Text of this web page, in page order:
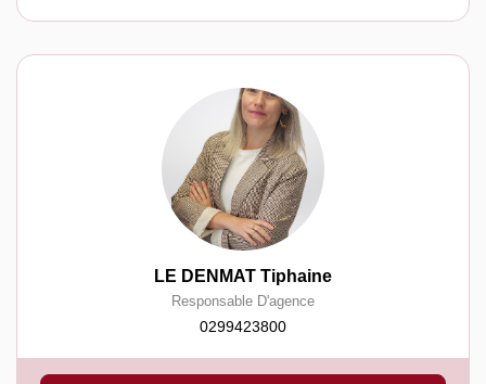
LE DENMAT Tiphaine
Responsable D'agence
0299423800